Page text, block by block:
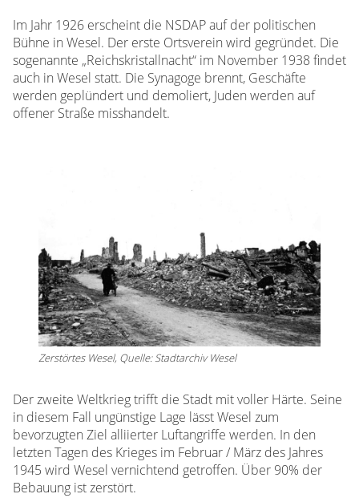
Im Jahr 1926 erscheint die NSDAP auf der politischen
Bühne in Wesel. Der erste Ortsverein wird gegründet. Die
sogenannte „Reichskristallnacht“ im November 1938 findet
auch in Wesel statt. Die Synagoge brennt, Geschäfte
werden geplündert und demoliert, Juden werden auf
offener Straße misshandelt.
Zerstörtes Wesel, Quelle: Stadtarchiv Wesel
Der zweite Weltkrieg trifft die Stadt mit voller Härte. Seine
in diesem Fall ungünstige Lage lässt Wesel zum
bevorzugten Ziel alliierter Luftangriffe werden. In den
letzten Tagen des Krieges im Februar / März des Jahres
1945 wird Wesel vernichtend getroffen. Über 90% der
Bebauung ist zerstört.